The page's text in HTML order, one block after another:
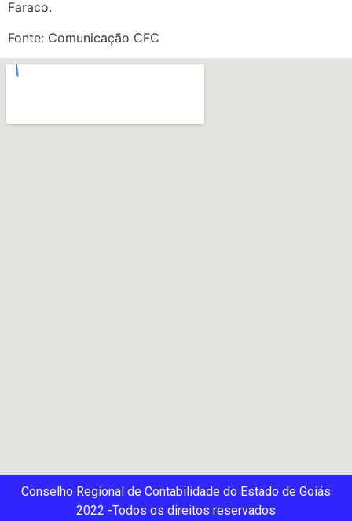
Faraco.
Fonte: Comunicação CFC
Conselho Regional de Contabilidade do Estado de Goiás
2022 -Todos os direitos reservados